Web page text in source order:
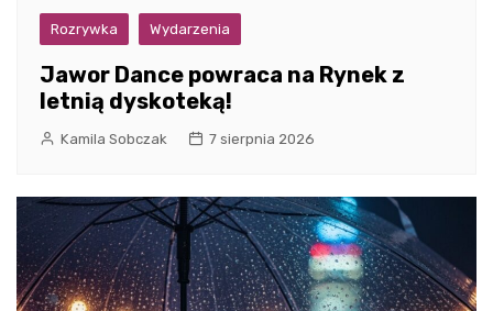
Rozrywka Wydarzenia
Jawor Dance powraca na Rynek z
letnią dyskoteką!
Kamila Sobczak 7 sierpnia 2026